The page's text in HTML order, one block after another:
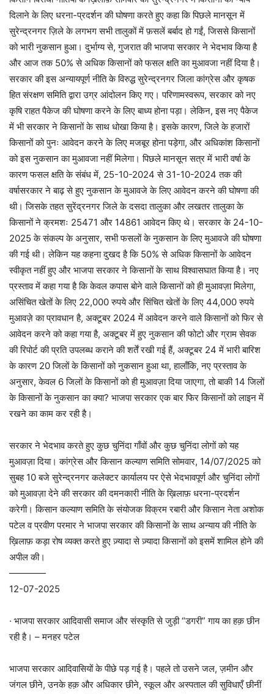
दिलाने के लिए धरना-प्रदर्शन की घोषणा करते हुए कहा कि पिछले मानसून में
सुरेन्द्रनगर ज़िले के लगभग सभी तालुकों में फ़सलें बर्बाद हो गईं, जिससे किसानों
को भारी नुकसान हुआ। दुर्भाग्य से, गुजरात की भाजपा सरकार ने भेदभाव किया है
और आज तक 50% से अधिक किसानों को फसल क्षति का मुआवजा नहीं दिया है।
सरकार की इस अन्यायपूर्ण नीति के विरुद्ध सुरेन्द्रनगर जिला कांग्रेस और कृषक
हित संरक्षण समिति द्वारा उग्र आंदोलन किए गए। परिणामस्वरूप, सरकार को नए
कृषि राहत पैकेज की घोषणा करने के लिए बाध्य होना पड़ा। लेकिन, इस नए पैकेज
में भी सरकार ने किसानों के साथ धोखा किया है। इसके कारण, जिले के हजारों
किसानों को पुनः आवेदन करने के लिए मजबूर होना पड़ेगा, और अधिकांश किसानों
को इस नुकसान का मुआवजा नहीं मिलेगा। पिछले मानसून सत्र में भारी वर्षा के
कारण फसल क्षति के संबंध में, 25-10-2024 से 31-10-2024 तक की
वर्षासरकार ने बाढ़ से हुए नुकसान के मुआवजे के लिए आवेदन करने की घोषणा की
थी। जिसके तहत सुरेंद्रनगर जिले के दसदा तालुका और लखतर तालुका के
किसानों ने क्रमशः 25471 और 14861 आवेदन किए थे। सरकार के 24-10-
2025 के संकल्प के अनुसार, सभी फसलों के नुकसान के लिए मुआवजे की घोषणा
की गई थी। लेकिन यह कहना दुखद है कि 50% से अधिक किसानों के आवेदन
स्वीकृत नहीं हुए और भाजपा सरकार ने किसानों के साथ विश्वासघात किया है। नए
प्रस्ताव में कहा गया है कि केवल कपास बोने वाले किसानों को ही मुआवज़ा मिलेगा,
असिंचित खेतों के लिए 22,000 रुपये और सिंचित खेतों के लिए 44,000 रुपये
मुआवज़े का प्रावधान है, अक्टूबर 2024 में आवेदन करने वाले किसानों को फिर से
आवेदन करने को कहा गया है, अक्टूबर में हुए नुकसान की फोटो और ग्राम सेवक
की रिपोर्ट की प्रति उपलब्ध कराने की शर्तें रखी गई हैं, अक्टूबर 24 में भारी बारिश
के कारण 20 जिलों के किसानों को नुकसान हुआ था, हालाँकि, नए प्रस्ताव के
अनुसार, केवल 6 जिलों के किसानों को ही मुआवज़ा दिया जाएगा, तो बाकी 14 जिलों
के किसानों के नुकसान का क्या? भाजपा सरकार एक बार फिर किसानों को लाइन में
रखने का काम कर रही है।
सरकार ने भेदभाव करते हुए कुछ चुनिंदा गाँवों और कुछ चुनिंदा लोगों को यह
मुआवज़ा दिया। कांग्रेस और किसान कल्याण समिति सोमवार, 14/07/2025 को
सुबह 10 बजे सुरेन्द्रनगर कलेक्टर कार्यालय पर ऐसे भेदभावपूर्ण और चुनिंदा लोगों
को मुआवज़ा देने की सरकार की दमनकारी नीति के ख़िलाफ़ धरना-प्रदर्शन
करेगी। किसान कल्याण समिति के संयोजक विक्रम रबारी और किसान नेता अशोक
पटेल व प्रवीण परमार ने भाजपा सरकार की किसानों के साथ अन्याय की नीति के
ख़िलाफ़ कड़ा रोष व्यक्त करते हुए ज़्यादा से ज़्यादा किसानों को इसमें शामिल होने की
अपील की।
————
12-07-2025
· भाजपा सरकार आदिवासी समाज और संस्कृति से जुड़ी “डगरी” गाय का हक़ छीन
रही है। – मनहर पटेल
भाजपा सरकार आदिवासियों के पीछे पड़ गई है। पहले तो उसने जल, ज़मीन और
जंगल छीने, उनके हक़ और अधिकार छीने, स्कूल और अस्पताल की सुविधाएँ छीनीं